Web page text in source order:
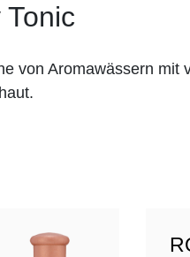
Tonic
von Aromawässern mit